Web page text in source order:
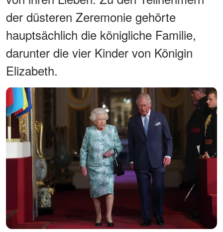
der düsteren Zeremonie gehörte
hauptsächlich die königliche Familie,
darunter die vier Kinder von Königin
Elizabeth.